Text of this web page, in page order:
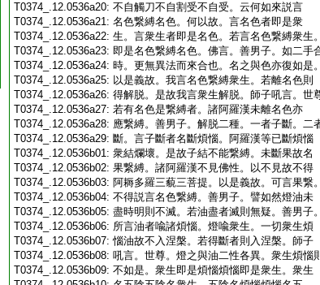
T0374_.12.0536a20: 不自觸刀不自割受不自受。云何如來説言
T0374_.12.0536a21: 名色繋縛名色。何以故。言名色者即是衆
T0374_.12.0536a22: 生。言衆生者即是名色。若言名色繋縛衆生。
T0374_.12.0536a23: 即是名色繋縛名色。佛言。善男子。如二手
T0374_.12.0536a24: 時。更無異法而來合也。名之與色亦復如是。
T0374_.12.0536a25: 以是義故。我言名色繋縛衆生。若離名色則
T0374_.12.0536a26: 得解脱。是故我言衆生解脱。師子吼言。世
T0374_.12.0536a27: 若有名色是繋縛者。諸阿羅漢未離名色亦
T0374_.12.0536a28: 應繋縛。善男子。解脱二種。一者子斷。二
T0374_.12.0536a29: 斷。言子斷者名斷煩惱。阿羅漢等已斷煩惱
T0374_.12.0536b01: 衆結爛壞。是故子結不能繋縛。未斷果故名
T0374_.12.0536b02: 果繋縛。諸阿羅漢不見佛性。以不見故不得
T0374_.12.0536b03: 阿耨多羅三藐三菩提。以是義故。可言果繋。
T0374_.12.0536b04: 不得説言名色繋縛。善男子。譬如然燈油未
T0374_.12.0536b05: 盡時明則不滅。若油盡者滅則無疑。善男子。
T0374_.12.0536b06: 所言油者喩諸煩惱。燈喩衆生。一切衆生煩
T0374_.12.0536b07:惱油故不入涅槃。若得斷者則入涅槃。師子
T0374_.12.0536b08: 吼言。世尊。燈之與油二性各異。衆生煩惱
T0374_.12.0536b09: 不如是。衆生即是煩惱煩惱即是衆生。衆生